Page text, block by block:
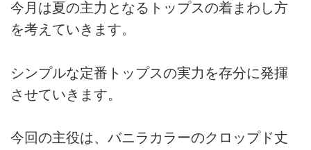
今月は夏の主力となるトップスの着まわし方
を考えていきます。
シンプルな定番トップスの実力を存分に発揮
させていきます。
今回の主役は、バニラカラーのクロップド丈